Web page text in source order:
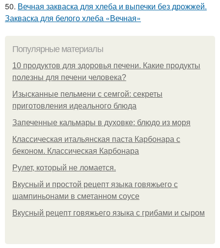
50. Вечная закваска для хлеба и выпечки без дрожжей.
Закваска для белого хлеба «Вечная»
Популярные материалы
10 продуктов для здоровья печени. Какие продукты
полезны для печени человека?
Изысканные пельмени с семгой: секреты
приготовления идеального блюда
Запеченные кальмары в духовке: блюдо из моря
Классическая итальянская паста Карбонара с
беконом. Классическая Карбонара
Рулет, который не ломается.
Вкусный и простой рецепт языка говяжьего с
шампиньонами в сметанном соусе
Вкусный рецепт говяжьего языка с грибами и сыром